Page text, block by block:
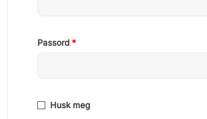
Passord *Påkrevd
Husk meg